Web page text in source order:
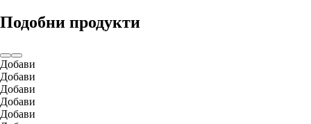
Подобни продукти
Добави
Добави
Добави
Добави
Добави